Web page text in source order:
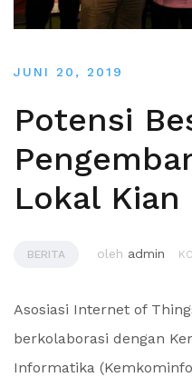
JUNI 20, 2019
Potensi
Lokal
BERITA oleh admin
Asosiasi Internet of
berkolaborasi dengan
Informatika